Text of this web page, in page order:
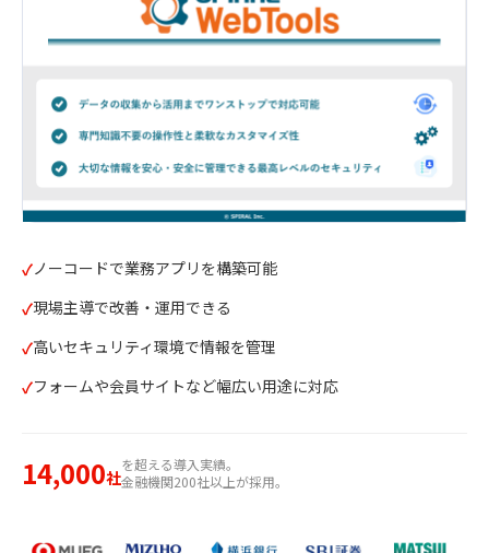
ノーコードで業務アプリを構築可能
現場主導で改善・運用できる
高いセキュリティ環境で情報を管理
フォームや会員サイトなど幅広い用途に対応
14,000社
を超える導入実績。
金融機関200社以上が採用。